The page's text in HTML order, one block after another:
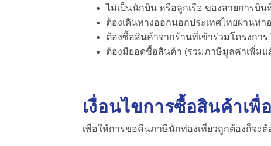
ไม่เป็นนักบิน หรือลูกเรือ ของสายการบิ
ต้องเดินทางออกนอกประเทศไทยผ่านท่
ต้องซื้อสินค้าจากร้านที่เข้าร่วมโครงการ
ต้องมียอดซื้อสินค้า (รวมภาษีมูลค่าเพิ่มแ
เงื่อนไขการซื้อสินค้าเ
เพื่อให้การขอคืนภาษีนักท่องเที่ยวถูกต้องก็จะต้